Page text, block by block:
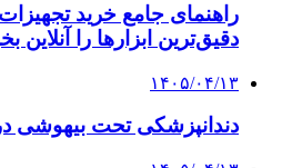
راهنمای جامع خرید
دقیق‌ترین ابزارها را آنلاین
۱۴۰۵/۰۴/۱۳
دندانپزشکی تحت بیهوشی